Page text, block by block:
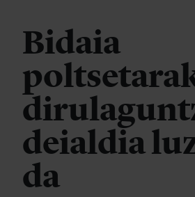
Bidaia
deialdia
da